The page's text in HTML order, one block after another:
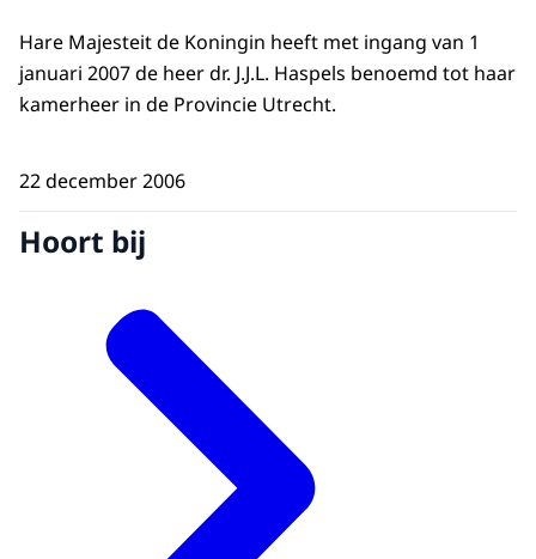
Hare Majesteit de Koningin heeft met ingang van 1
januari 2007 de heer dr. J.J.L. Haspels benoemd tot haar
kamerheer in de Provincie Utrecht.
22 december 2006
Hoort bij